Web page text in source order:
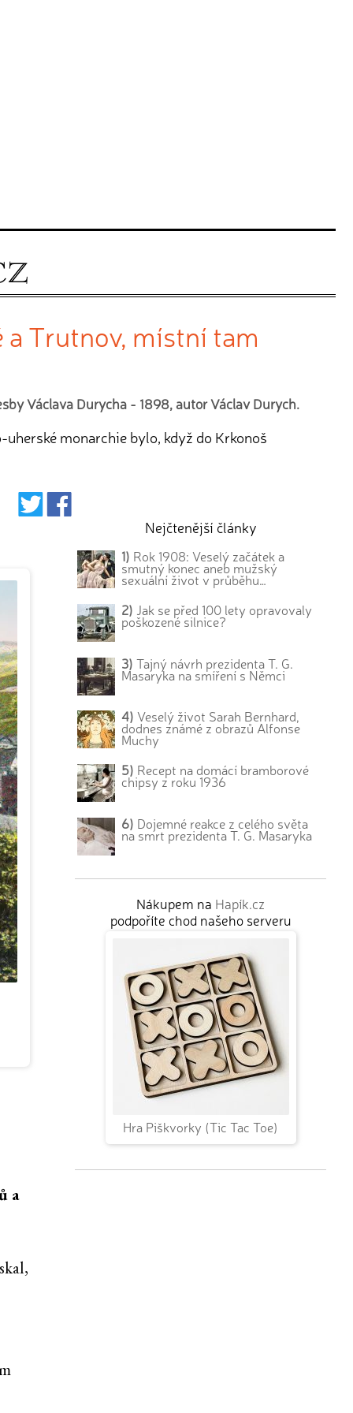
a Trutnov, místní tam
Václava Durycha - 1898, autor Václav Durych.
monarchie bylo, když do Krkonoš
a
Nejčtenější články
1) Rok 1908: Veselý začátek a
smutný konec aneb mužský
sexuální život v průběhu…
2) Jak se před 100 lety opravovaly
poškozené silnice?
3) Tajný návrh prezidenta T. G.
Masaryka na smíření s Němci
4) Veselý život Sarah Bernhard,
dodnes známé z obrazů Alfonse
Muchy
5) Recept na domácí bramborové
chipsy z roku 1936
6) Dojemné reakce z celého světa
na smrt prezidenta T. G. Masaryka
Nákupem na Hapík.cz
podpoříte chod našeho serveru
Hra Piškvorky (Tic Tac Toe)